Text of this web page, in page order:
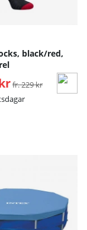
black/red,
Ordinarie pris:
fr. 229 kr